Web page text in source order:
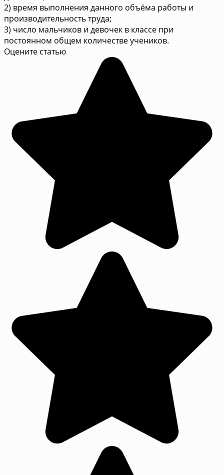
2) время выполнения данного объёма работы и
производительность труда;
3) число мальчиков и девочек в классе при
постоянном общем количестве учеников.
Оцените статью